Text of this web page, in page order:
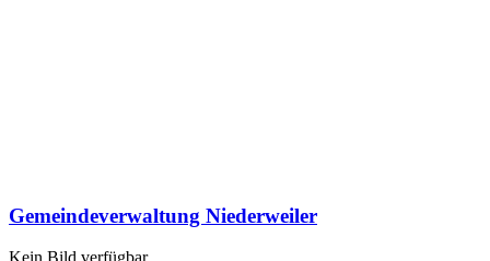
Gemeindeverwaltung Niederweiler